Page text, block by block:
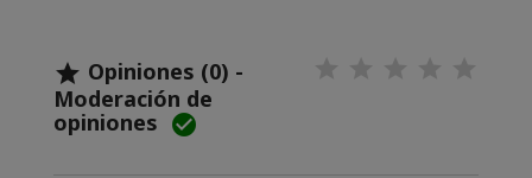
 Opiniones (0) -
Moderación de
opiniones 